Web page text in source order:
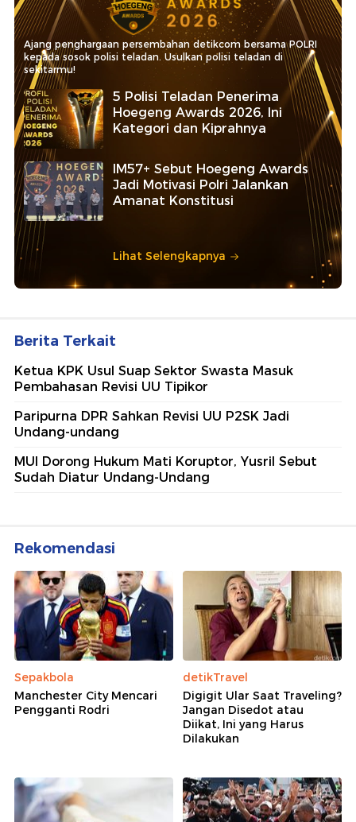
Ajang penghargaan persembahan detikcom bersama POLRI
kepada sosok polisi teladan. Usulkan polisi teladan di
sekitarmu!
5 Polisi Teladan Penerima
Hoegeng Awards 2026, Ini
Kategori dan Kiprahnya
IM57+ Sebut Hoegeng Awards
Jadi Motivasi Polri Jalankan
Amanat Konstitusi
Lihat Selengkapnya
Berita Terkait
Ketua KPK Usul Suap Sektor Swasta Masuk
Pembahasan Revisi UU Tipikor
Paripurna DPR Sahkan Revisi UU P2SK Jadi
Undang-undang
MUI Dorong Hukum Mati Koruptor, Yusril Sebut
Sudah Diatur Undang-Undang
Rekomendasi
Sepakbola
Manchester City Mencari
Pengganti Rodri
detikTravel
Digigit Ular Saat Traveling?
Jangan Disedot atau
Diikat, Ini yang Harus
Dilakukan